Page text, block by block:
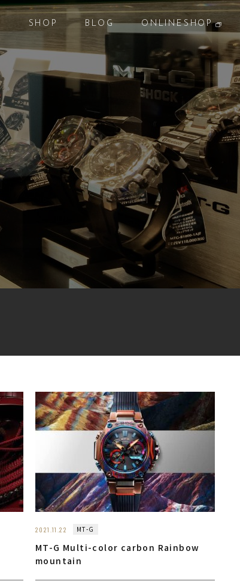
SHOP BLOG
ブログ
ONLINESHOP
オンラインショップ
2021.11.22 MT-G
MT-G Multi-color carbon Rainbow
mountain